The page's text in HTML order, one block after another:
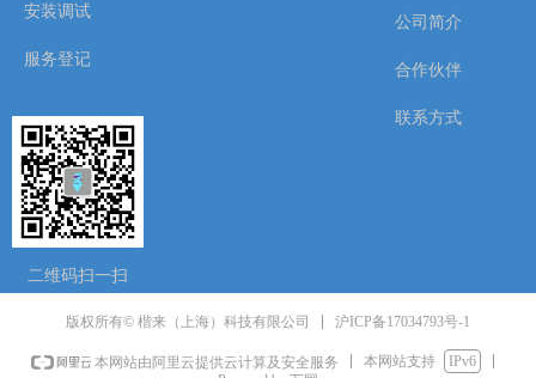
二维码扫一扫
公司简介
合作伙伴
联系方式
安装调试
服务登记
版权所有© 楷来（上海）科技有限公司 沪ICP备17034793号-1
本网站由阿里云提供云计算及安全服务 本网站支持
IPv6